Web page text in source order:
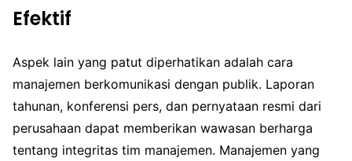
Efektif
Aspek lain yang patut diperhatikan adalah cara
manajemen berkomunikasi dengan publik. Laporan
tahunan, konferensi pers, dan pernyataan resmi dari
perusahaan dapat memberikan wawasan berharga
tentang integritas tim manajemen. Manajemen yang